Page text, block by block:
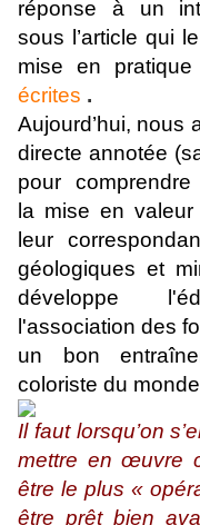
réponse à un
sous l’article qui
mise en
écrites .
Aujourd’hui, nous
directe annotée
pour
la mise en
leur
géologiques et
développe
l'association des
un bon
coloriste du
Il faut lorsqu’on
mettre en œuvre
être le plus «
être prêt bien